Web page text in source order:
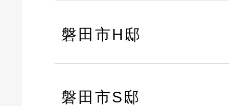
磐田市H邸
磐田市S邸